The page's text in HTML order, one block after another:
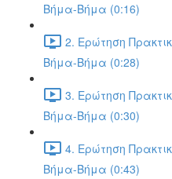
Βήμα-Βήμα (0:16)
2. Ερώτηση
Βήμα-Βήμα (0:28)
3. Ερώτηση
Βήμα-Βήμα (0:30)
4. Ερώτηση
Βήμα-Βήμα (0:43)